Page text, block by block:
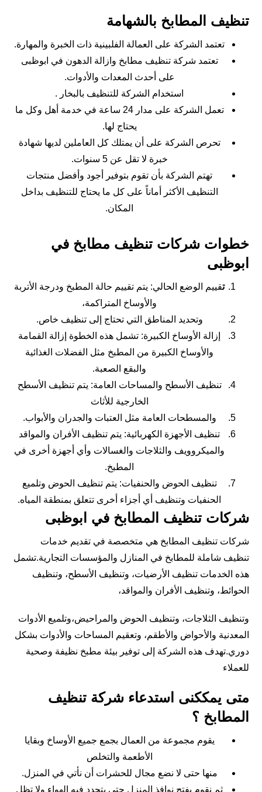
تنظيف المطابخ بالشهامة
تعتمد الشركة على العمالة الفلبينية ذات الخبرة والمهارة.
تعتمد شركة تنظيف مطابخ وازالة الدهون في ابوظبى
على أحدث المعدات والأدوات.
استخدام الشركة للتنظيف بالبخار .
تعمل الشركة على مدار 24 ساعة في خدمة أهل وكل ما
يحتاج لها.
تحرص الشركة على أن يمتلك كل العاملين لديها شهادة
خبرة لا تقل عن 5 سنوات.
تهتم الشركة بأن تقوم بتوفير أجود وأفضل منتجات
التنظيف الأكثر أماناً على كل ما يحتاج للتنظيف بداخل
المكان.
خطوات شركات تنظيف مطابخ في
ابوظبى
تقييم الوضع الحالي: يتم تقييم حالة المطبخ ودرجة الأتربة
والأوساخ المتراكمة،
وتحديد المناطق التي تحتاج إلى تنظيف خاص.
إزالة الأوساخ الكبيرة: تشمل هذه الخطوة إزالة القمامة
والأوساخ الكبيرة من المطبخ مثل الفضلات الغذائية
والبقع الصعبة.
تنظيف الأسطح والمساحات العامة: يتم تنظيف الأسطح
الخارجية للأثاث
والمسطحات العامة مثل العتبات والجدران والأبواب.
تنظيف الأجهزة الكهربائية: يتم تنظيف الأفران والمواقد
والميكروويف والثلاجات والغسالات وأي أجهزة أخرى في
المطبخ.
تنظيف الحوض والحنفيات: يتم تنظيف الحوض وتلميع
الحنفيات وتنظيف أي أجزاء أخرى تتعلق بمنطقة المياه.
شركات تنظيف المطابخ في ابوظبى
شركات تنظيف المطابخ هي متخصصة في تقديم خدمات
تنظيف شاملة للمطابخ في المنازل والمؤسسات التجارية.تشمل
هذه الخدمات تنظيف الأرضيات، وتنظيف الأسطح، وتنظيف
الحوائط، وتنظيف الأفران والمواقد،
وتنظيف الثلاجات، وتنظيف الحوض والمراحيض،وتلميع الأدوات
المعدنية والأحواض والأطقم، وتعقيم المساحات والأدوات بشكل
دوري.تهدف هذه الشركة إلى توفير بيئة مطبخ نظيفة وصحية
للعملاء
متى يمككنى استدعاء شركة تنظيف
المطابخ ؟
يقوم مجموعة من العمال بجمع جميع الأوساخ وبقايا
الأطعمة والتخلص
منها حتى لا نضع مجال للحشرات أن نأتي في المنزل.
ثم نقوم بفتح نوافذ المنزل حتى يتجدد فيه الهواء ولا تظل